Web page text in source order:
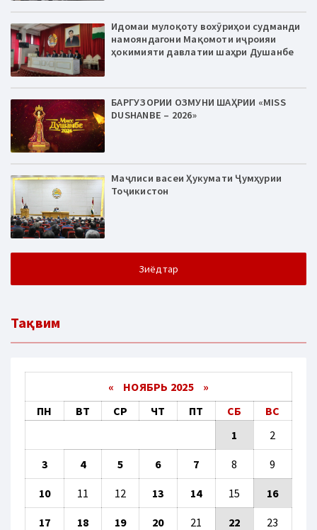
Идомаи мулоқоту вохӯриҳои судманди
намояндагони Мақомоти иҷроияи
ҳокимияти давлатии шаҳри Душанбе
БАРГУЗОРИИ ОЗМУНИ ШАҲРИИ «MISS
DUSHANBE – 2026»
Маҷлиси васеи Ҳукумати Ҷумҳурии
Тоҷикистон
Зиёдтар
Тақвим
« НОЯБРЬ 2025 »
ПН
ВТ СР ЧТ ПТ СБ
ВС
1
2
3 4 5 6 7 8 9
10 11 12 13 14 15 16
17 18 19 20 21 22 23